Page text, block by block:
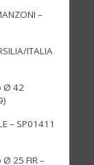
–
ITALIA
Ø 42
– SP01411
25 FIR –